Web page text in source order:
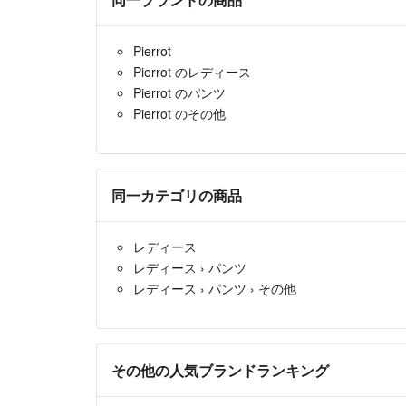
Pierrot
Pierrot のレディース
Pierrot のパンツ
Pierrot のその他
同一カテゴリの商品
レディース
レディース › パンツ
レディース › パンツ › その他
その他の人気ブランドランキング